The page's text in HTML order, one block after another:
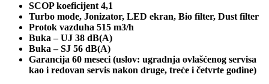
SCOP koeficijent 4,1
Turbo mode, Jonizator, LED ekran, Bio filter, Dust filter
Protok vazduha 515 m3/h
Buka – UJ 38 dB(A)
Buka – SJ 56 dB(A)
Garancija 60 meseci (uslov: ugradnja ovlašćenog servisa
kao i redovan servis nakon druge, treće i četvrte godine)